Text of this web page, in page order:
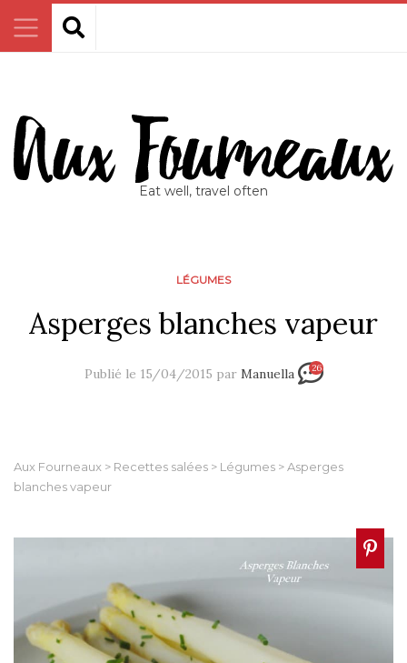
Eat well, travel often
LÉGUMES
Asperges blanches vapeur
Publié le 15/04/2015 par Manuella 26
Aux Fourneaux > Recettes salées > Légumes >Asperges
blanches vapeur